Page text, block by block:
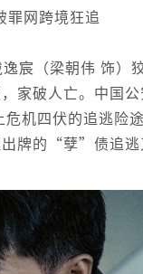
罪网跨境狂追
宸（梁朝伟 饰）
家破人亡。中国
危机四伏的追逃
牌的“孽”债追逃